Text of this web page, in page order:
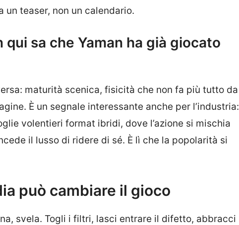
un teaser, non un calendario.
sa che Yaman ha già giocato
maturità scenica, fisicità che non fa più tutto da
È un segnale interessante anche per l’industria:
volentieri format ibridi, dove l’azione si mischia
il lusso di ridere di sé. È lì che la popolarità si
può cambiare il gioco
svela. Togli i filtri, lasci entrare il difetto, abbracci